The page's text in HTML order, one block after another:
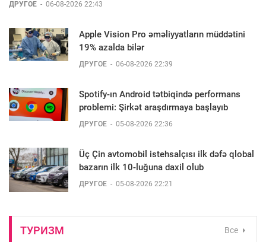
ДРУГОЕ - 06-08-2026 22:43
Apple Vision Pro əməliyyatların müddətini
19% azalda bilər
ДРУГОЕ - 06-08-2026 22:39
Spotify-ın Android tətbiqində performans
problemi: Şirkət araşdırmaya başlayıb
ДРУГОЕ - 05-08-2026 22:36
Üç Çin avtomobil istehsalçısı ilk dəfə qlobal
bazarın ilk 10-luğuna daxil olub
ДРУГОЕ - 05-08-2026 22:21
ТУРИЗМ Все